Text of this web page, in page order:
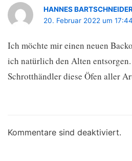
HANNES
20. Februar 2022 um 17:44
Ich möchte mir einen neuen
ich natürlich den Alten entsorgen.
Schrotthändler diese Öfen aller
Kommentare sind deaktiviert.